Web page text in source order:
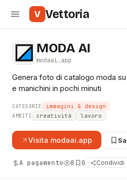
V Vettoria
MODA AI
modaai.app
Genera foto di catalogo moda
e manichini in pochi minuti
CATEGORIE immagini & design
AMBITI creatività lavoro
Visita modaai.app
A pagamento 8 0 Condividi